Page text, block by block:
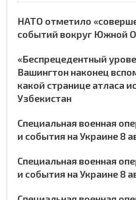
НАТО отметило
событий вокруг Южной
«Беспрецедентный
Вашингтон наконец
какой странице атласа
Узбекистан
Специальная военная
и события на Украине 8
Специальная военная
и события на Украине 8